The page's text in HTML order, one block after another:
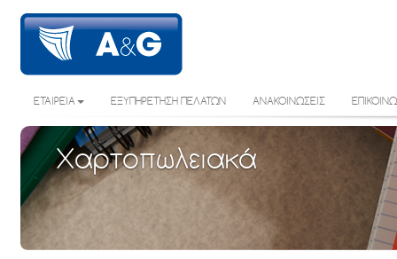
ΕΤΑΙΡΕΙΑ ΕΞΥΠΗΡΕΤΗΣΗ ΠΕΛΑΤΩΝ ΑΝΑΚΟΙΝΩΣΕΙΣ
Χαρτοπωλειακά